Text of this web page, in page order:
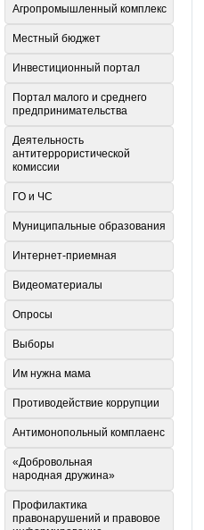
Агропромышленный комплекс
Местный бюджет
Инвестиционный портал
Портал малого и среднего
предпринимательства
Деятельность
антитеррористической
комиссии
ГО и ЧС
Муниципальные образования
Интернет-приемная
Видеоматериалы
Опросы
Выборы
Им нужна мама
Противодействие коррупции
Антимонопольный комплаенс
«Добровольная
народная дружина»
Профилактика
правонарушений и правовое